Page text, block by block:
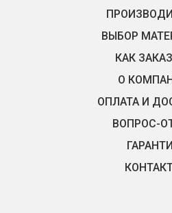
ВЫБОР
КАК
О
ОПЛАТА И
ВОПРОС-